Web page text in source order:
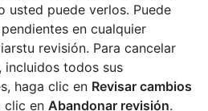
usted puede verlos. Puede
en cualquier
revisión. Para cancelar
incluidos todos sus
haga clic en Revisar cambios
clic en Abandonar revisión.